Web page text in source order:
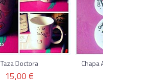
Taza Doctora
15,00 €
Chapa Auxiliar